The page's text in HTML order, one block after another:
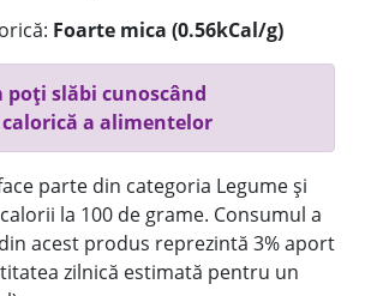
Foarte mica (0.56kCal/g)
poți slăbi cunoscând
a alimentelor
parte din categoria Legume și
la 100 de grame. Consumul a
acest produs reprezintă 3% aport
zilnică estimată pentru un